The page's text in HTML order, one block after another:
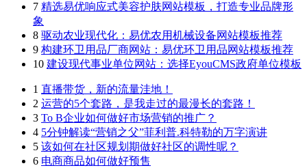
7 精选易优响应式美容护肤网站模板，打造专业品牌形
象
8 驱动农业现代化：易优农用机械设备网站模板推荐
9 构建环卫用品厂商网站：易优环卫用品网站模板推荐
10 建设现代事业单位网站：选择EyouCMS政府单位模板
1 直播带货，新的流量洼地！
2 运营的5个套路，是我走过的最漫长的套路！
3 To B企业如何做好市场营销的推广？
4 5分钟解读“营销之父”菲利普.科特勒的万字演讲
5 该如何在社区规划期做好社区的调性呢？
6 电商商品如何做好预售